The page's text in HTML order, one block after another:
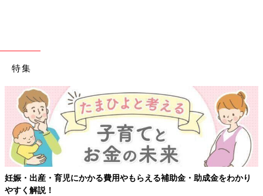
特集
妊娠・出産・育児にかかる費用やもらえる補助金・助成金をわかり
やすく解説！